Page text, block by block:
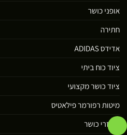
אופני כושר
חתירה
אדידס ADIDAS
ציוד כוח ביתי
ציוד כושר מקצועי
מיטות רפורמר פילאטיס
אביזרי כושר